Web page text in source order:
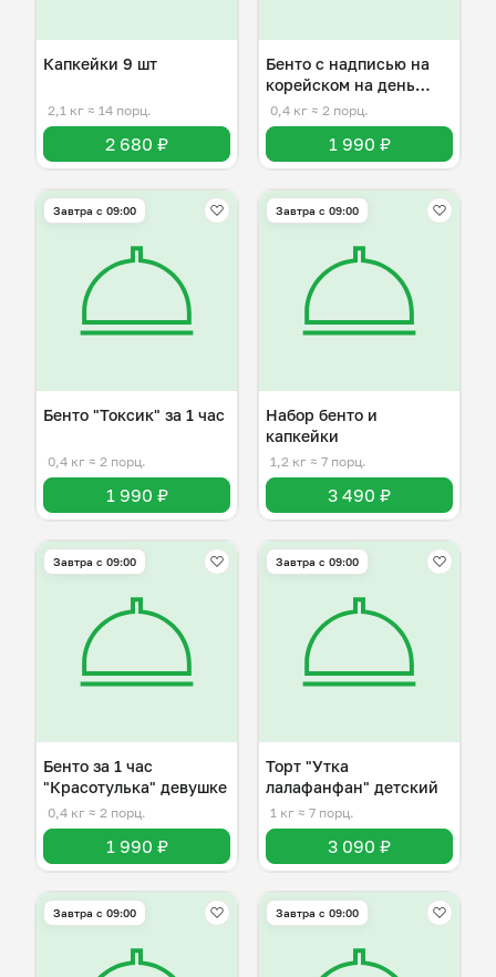
Капкейки 9 шт
2,1 кг ≈ 14 порц.
2 680 ₽
Бенто с надписью на
корейском на день
рождения
0,4 кг ≈ 2 порц.
1 990 ₽
Завтра c 09:00
Бенто "Токсик" за 1 час
0,4 кг ≈ 2 порц.
1 990 ₽
Завтра c 09:00
Набор бенто и
капкейки
1,2 кг ≈ 7 порц.
3 490 ₽
Завтра c 09:00
Бенто за 1 час
"Красотулька" девушке
0,4 кг ≈ 2 порц.
1 990 ₽
Завтра c 09:00
Торт "Утка
лалафанфан" детский
1 кг ≈ 7 порц.
3 090 ₽
Завтра c 09:00 Завтра c 09:00